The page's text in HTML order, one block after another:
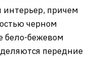
причем
черном
бело-бежевом
передние